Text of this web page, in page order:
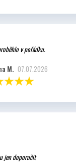
v pořádku.
M. 07.07.2026
jen doporučit